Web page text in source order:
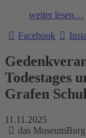
weiter lesen…
Facebook
Todestages
Grafen
11.11.2025
das MuseumBurg